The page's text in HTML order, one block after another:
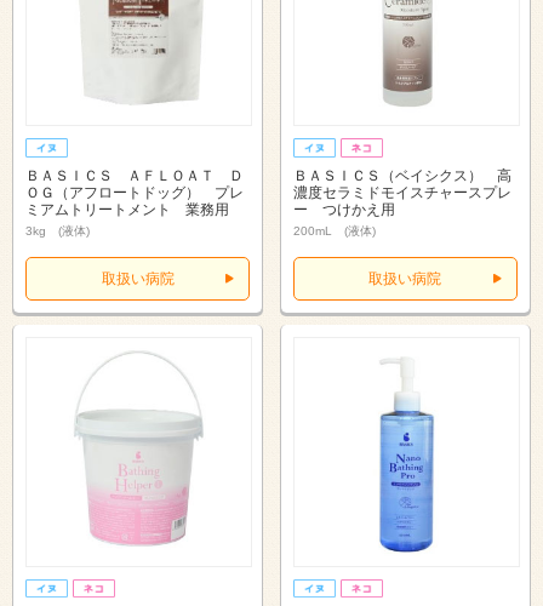
ＢＡＳＩＣＳ ＡＦＬＯＡＴ Ｄ
ＯＧ（アフロートドッグ） プレ
ミアムトリートメント 業務用
3kg (液体)
取扱い病院
ＢＡＳＩＣＳ（ベイシクス） 高
濃度セラミドモイスチャースプレ
ー つけかえ用
200mL (液体)
取扱い病院